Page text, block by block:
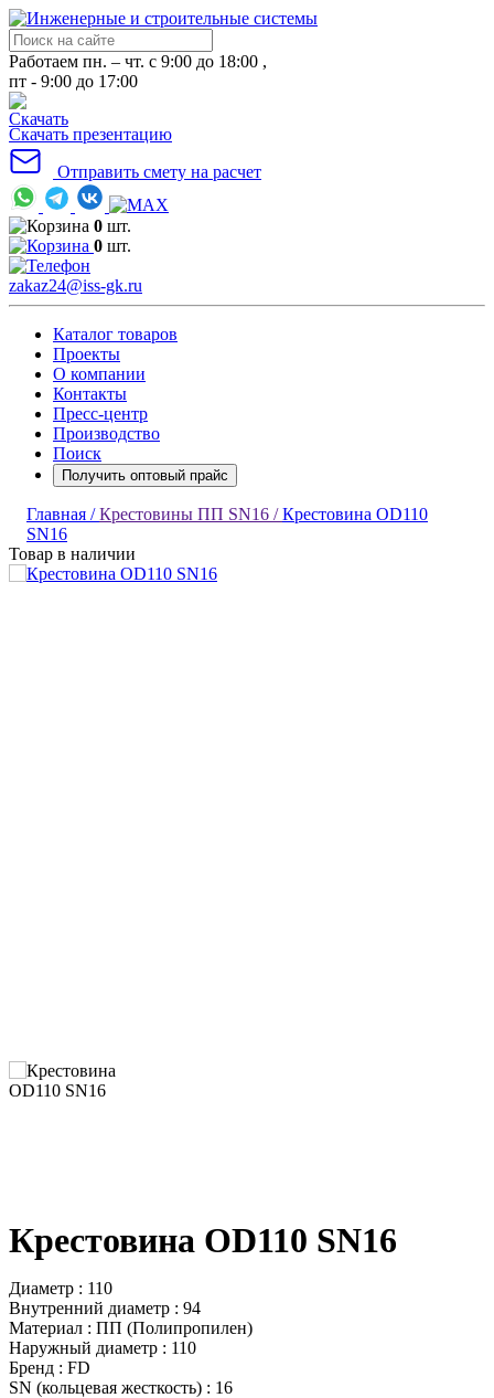
Работаем пн. – чт. с 9:00 до 18:00 ,
пт - 9:00 до 17:00
Скачать презентацию
Отправить смету на расчет
0 шт.
0 шт.
zakaz24@iss-gk.ru
Каталог товаров
Проекты
О компании
Контакты
Пресс-центр
Производство
Поиск
Получить оптовый прайс
Главная /Крестовины ПП SN16 /Крестовина OD110
SN16
Товар в наличии
Крестовина OD110 SN16
Диаметр : 110
Внутренний диаметр : 94
Материал : ПП (Полипропилен)
Наружный диаметр : 110
Бренд : FD
SN (кольцевая жесткость) : 16